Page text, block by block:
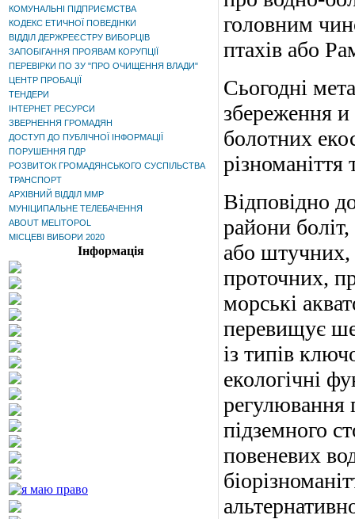
КОМУНАЛЬНІ ПІДПРИЄМСТВА
КОДЕКС ЕТИЧНОЇ ПОВЕДІНКИ
ВІДДІЛ ДЕРЖРЕЄСТРУ ВИБОРЦІВ
ЗАПОБІГАННЯ ПРОЯВАМ КОРУПЦІЇ
ПЕРЕВІРКИ ПО ЗУ "ПРО ОЧИЩЕННЯ ВЛАДИ"
ЦЕНТР ПРОБАЦІЇ
ТЕНДЕРИ
ІНТЕРНЕТ РЕСУРСИ
ЗВЕРНЕННЯ ГРОМАДЯН
ДОСТУП ДО ПУБЛІЧНОЇ ІНФОРМАЦІЇ
ПОРУШЕННЯ ПДР
РОЗВИТОК ГРОМАДЯНСЬКОГО СУСПІЛЬСТВА
ТРАНСПОРТ
АРХІВНИЙ ВІДДІЛ ММР
МУНІЦИПАЛЬНЕ ТЕЛЕБАЧЕННЯ
ABOUT MELITOPOL
МІСЦЕВІ ВИБОРИ 2020
Інформація
головним
птахів або
Сьогодні
збереження и
болотних
Відповідно
райони
або штучних,
проточних,
морські
перевищує
із типів
екологічні
регулювання
підземного
повеневих